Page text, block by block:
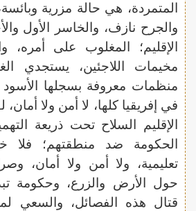
المتمردة، هي حالة مزرية
والجرح نازف، والخاسر الأول
الإقليم؛ المغلوب على أمره،
مخيمات اللاجئين، يستجدي
منظمات معروفة بسجلها
في إفريقيا كلها، لا أمن ولا
الإقليم السلاح تحت ذريعة
الحكومة ضد منطقتهم؛ فلا
تعليمية، ولا أمن ولا أمان،
حول الأرض والزرع، وحكومة
قتال هذه الفصائل، والسعي